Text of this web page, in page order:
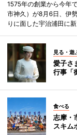
1575年の創業から今年
市神久）が8月6日、伊
りに面した宇治浦田に新
見る・遊
愛子さ
行事「
食べる
志摩・
スキム